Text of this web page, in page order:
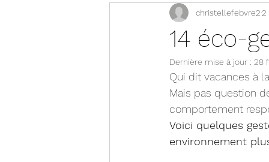
14 éco-
christellefebvre22
Dernière mise à jour : 28
Qui dit vacances à
Mais pas question
comportement
Voici quelques
environnement